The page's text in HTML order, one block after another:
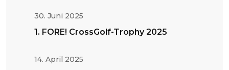
30. Juni 2025
1. FORE! CrossGolf-Trophy 2025
14. April 2025